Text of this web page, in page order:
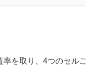
を取り、4つのセル